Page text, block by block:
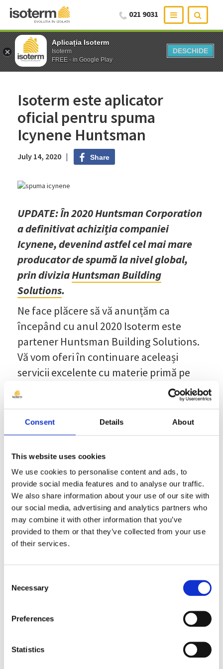
Aplicația Isoterm
Isoterm
FREE - in Google Play
DESCHIDE
Aplicația Isoterm
Isoterm
FREE - in Google Play
DESCHIDE
Consent Details About
This website uses cookies
We use cookies to personalise content and ads, to
provide social media features and to analyse our traffic.
We also share information about your use of our site with
our social media, advertising and analytics partners who
may combine it with other information that you’ve
provided to them or that they’ve collected from your use
of their services.
Selection
Necessary
Preferences
Statistics
021 9031
Isoterm este aplicator
oficial pentru spuma
Icynene Huntsman
July 14, 2020 | Share
UPDATE: În 2020 Huntsman Corporation
a definitivat achiziția companiei
Icynene, devenind astfel cel mai mare
producator de spumă la nivel global,
prin diviziaHuntsman Building
Solutions.
Ne face plăcere să vă anunțăm ca
începând cu anul 2020 Isoterm este
partener Huntsman Building Solutions.
Vă vom oferi în continuare aceleași
servicii excelente cu materie primă pe
măsură.
începând cu 2019Isoterm®este
aplicatorul oficial din SE-ul României
pentru spuma Icynene.
Icyneneeste liderul mondial în
domeniul sistemelor de izolare termică
cu spume expandabile.
Fiind fondată în 1986, Icynene oferă un
portofoliu complet de soluții de spuma
poliuretanica spray-abilă cu
izolatoare termic cu expandare, cu
COV și fără gaze dăunătoare pentru
stratul de ozon. Cu ajutorul produselor
Icynene, pe suprafața a 3 continente